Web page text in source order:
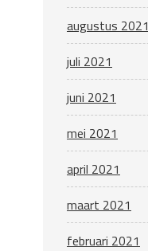
augustus 2021
juli 2021
juni 2021
mei 2021
april 2021
maart 2021
februari 2021